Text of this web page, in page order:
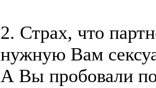
2. Страх, что
нужную Вам
А Вы пробовали